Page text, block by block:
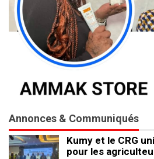
Annonces & Communiqués
Kumy et le CRG
pour les